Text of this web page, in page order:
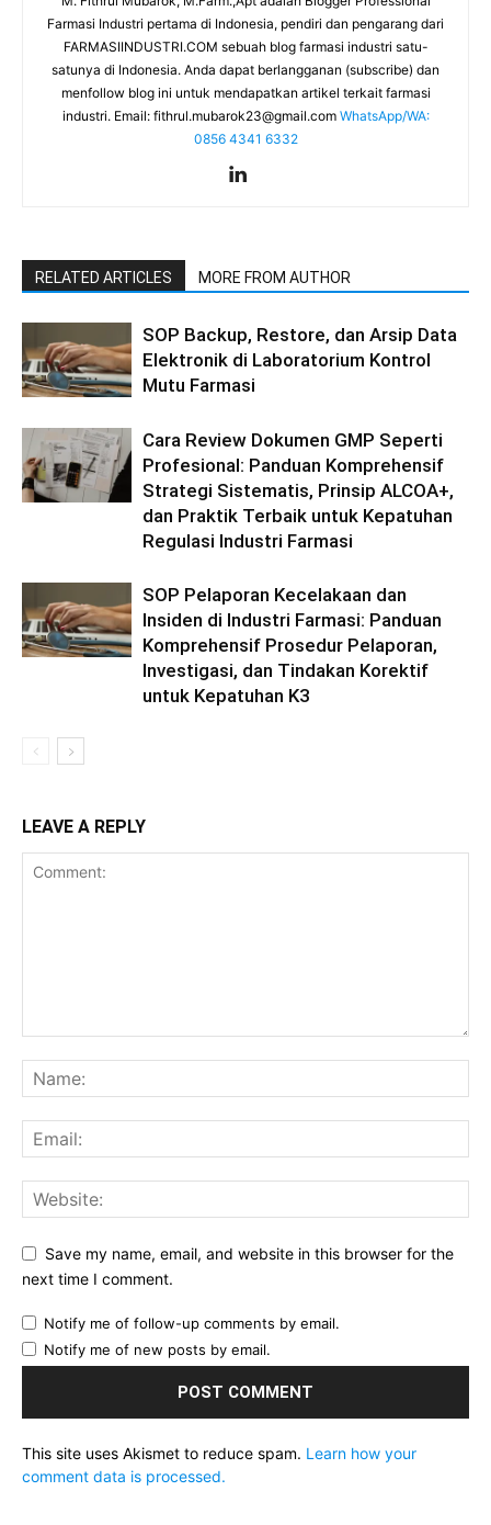
Farmasi Industri pertama di Indonesia, pendiri dan pengarang dari
FARMASIINDUSTRI.COM sebuah blog farmasi industri satu-
satunya di Indonesia. Anda dapat berlangganan (subscribe) dan
menfollow blog ini untuk mendapatkan artikel terkait farmasi
industri. Email: fithrul.mubarok23@gmail.com WhatsApp/WA:
0856 4341 6332
RELATED ARTICLES MORE FROM AUTHOR
SOP Backup, Restore, dan Arsip Data
Elektronik di Laboratorium Kontrol
Mutu Farmasi
Cara Review Dokumen GMP Seperti
Profesional: Panduan Komprehensif
Strategi Sistematis, Prinsip ALCOA+,
dan Praktik Terbaik untuk Kepatuhan
Regulasi Industri Farmasi
SOP Pelaporan Kecelakaan dan
Insiden di Industri Farmasi: Panduan
Komprehensif Prosedur Pelaporan,
Investigasi, dan Tindakan Korektif
untuk Kepatuhan K3
LEAVE A REPLY
Save my name, email, and website in this browser for the
next time I comment.
Notify me of follow-up comments by email.
Notify me of new posts by email.
This site uses Akismet to reduce spam. Learn how your
comment data is processed.